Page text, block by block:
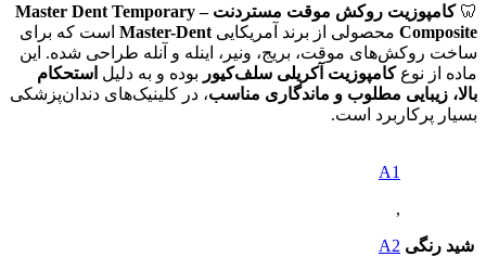
🦷
کامپوزیت روکش موقت مستردنت – Master Dent Temporary
Composite محصولی از برند آمریکایی Master-Dent است که برای
ساخت روکش‌های موقت، بریج، ونیر، اینله و آنله طراحی شده. این
ماده از نوعکامپوزیت آکریلی سلف‌کیور بوده و به دلیل استحکام
بالا، زیبایی مطلوب و ماندگاری مناسب، در کلینیک‌های دندان‌پزشکی
بسیار پرکاربرد است.
شید رنگی
A1
,
A2